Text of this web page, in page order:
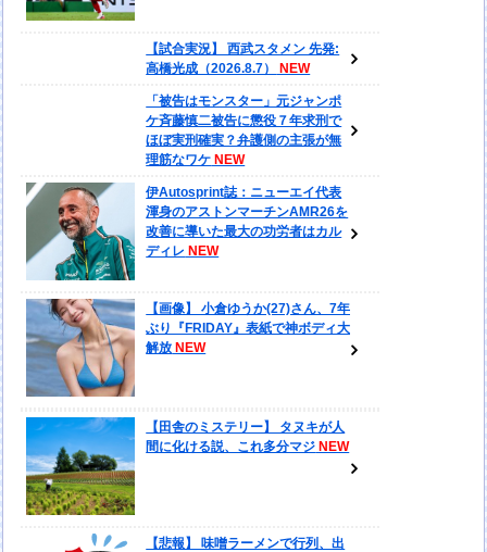
【試合実況】 西武スタメン 先発:
高橋光成（2026.8.7）
「被告はモンスター」元ジャンポ
ケ斉藤慎二被告に懲役７年求刑で
ほぼ実刑確実？弁護側の主張が無
理筋なワケ
伊Autosprint誌：ニューエイ代表
渾身のアストンマーチンAMR26を
改善に導いた最大の功労者はカル
ディレ
【画像】 小倉ゆうか(27)さん、7年
ぶり『FRIDAY』表紙で神ボディ大
解放
【田舎のミステリー】 タヌキが人
間に化ける説、これ多分マジ
【悲報】 味噌ラーメンで行列、出